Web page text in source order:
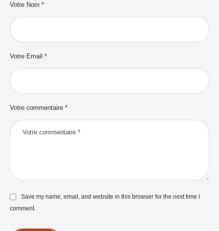
Votre commentaire *
Votre Nom *
Votre Email *
Save my name, email, and website in this browser for the next time I
comment.